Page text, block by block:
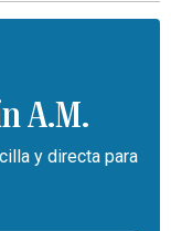
A.M.
y directa para